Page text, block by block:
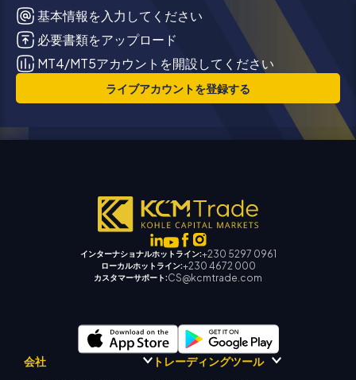
基本情報を入力してください
必要書類をアップロード
MT4/MT5アカウントを開設してください
ライブアカウントを登録する
インターナショナルホットライン:+230 5297 0961
ローカルホットライン:+230 4672 000
カスタマーサポート:CS@kcmtrade.com
会社 トレーディングツール